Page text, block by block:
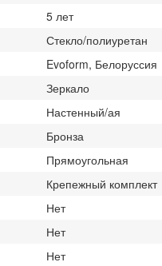
5 лет
Стекло/полиуретан
Evoform, Белоруссия
Зеркало
Настенный/ая
Бронза
Прямоугольная
Крепежный комплект
Нет
Нет
Нет